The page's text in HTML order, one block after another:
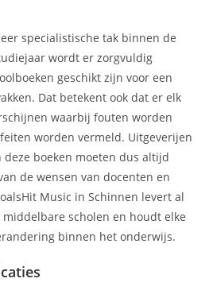
specialistische tak binnen de
wordt er zorgvuldig
geschikt zijn voor een
Dat betekent ook dat er elk
waarbij fouten worden
worden vermeld. Uitgeverijen
boeken moeten dus altijd
de wensen van docenten en
Music in Schinnen levert al
scholen en houdt elke
binnen het onderwijs.